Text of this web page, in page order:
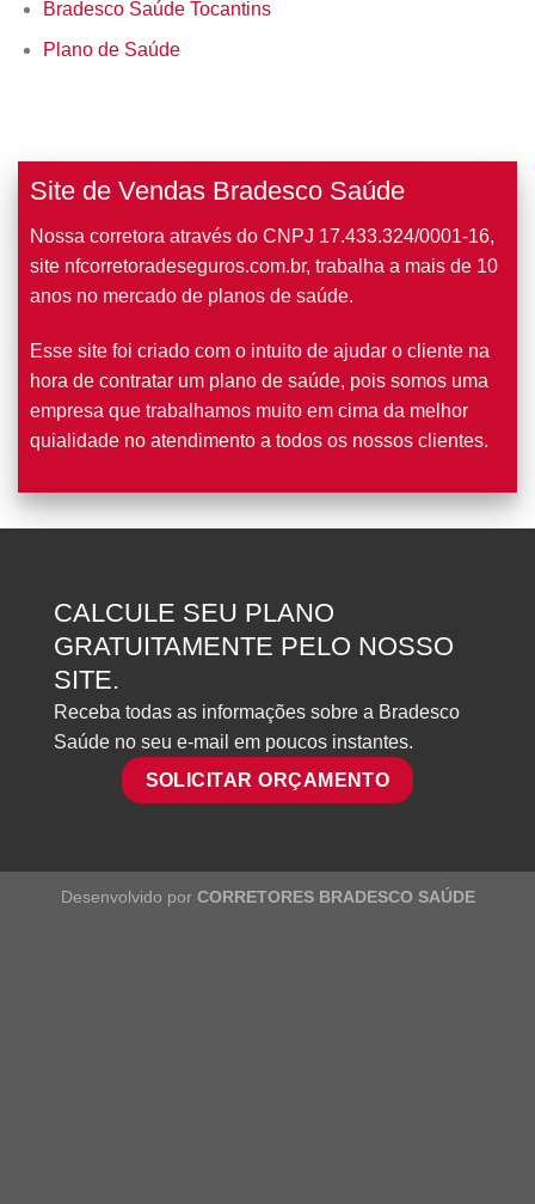
Bradesco Saúde Tocantins
Plano de Saúde
Site de Vendas Bradesco Saúde
Nossa corretora através do CNPJ 17.433.324/0001-16,
site nfcorretoradeseguros.com.br, trabalha a mais de 10
anos no mercado de planos de saúde.
Esse site foi criado com o intuito de ajudar o cliente na
hora de contratar um plano de saúde, pois somos uma
empresa que trabalhamos muito em cima da melhor
quialidade no atendimento a todos os nossos clientes.
CALCULE SEU PLANO
GRATUITAMENTE PELO NOSSO
SITE.
Receba todas as informações sobre a Bradesco
Saúde no seu e-mail em poucos instantes.
SOLICITAR ORÇAMENTO
Desenvolvido por CORRETORES BRADESCO SAÚDE